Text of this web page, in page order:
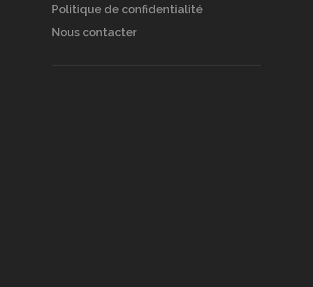
Politique de confidentialité
Nous contacter